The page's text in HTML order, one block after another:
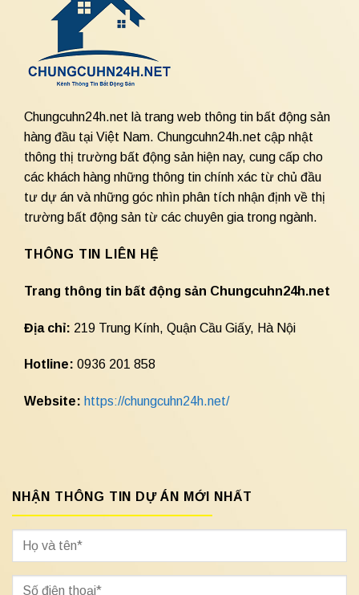
Chungcuhn24h.net là trang web thông tin bất động sản
hàng đầu tại Việt Nam. Chungcuhn24h.net cập nhật
thông thị trường bất động sản hiện nay, cung cấp cho
các khách hàng những thông tin chính xác từ chủ đầu
tư dự án và những góc nhìn phân tích nhận định về thị
trường bất động sản từ các chuyên gia trong ngành.
THÔNG TIN LIÊN HỆ
Trang thông tin bất động sản Chungcuhn24h.net
Địa chỉ: 219 Trung Kính, Quận Cầu Giấy, Hà Nội
Hotline: 0936 201 858
Website: https://chungcuhn24h.net/
NHẬN THÔNG TIN DỰ ÁN MỚI NHẤT